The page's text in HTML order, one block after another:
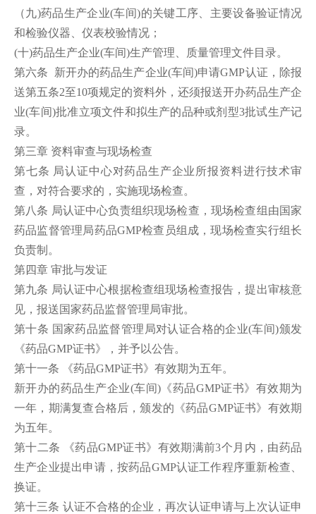
（九)药品生产企业(车间)的关键工序、主要设备验证情况
和检验仪器、仪表校验情况；
(十)药品生产企业(车间)生产管理、质量管理文件目录。
第六条 新开办的药品生产企业(车间)申请GMP认证，除报
送第五条2至10项规定的资料外，还须报送开办药品生产企
业(车间)批准立项文件和拟生产的品种或剂型3批试生产记
录。
第三章 资料审查与现场检查
第七条 局认证中心对药品生产企业所报资料进行技术审
查，对符合要求的，实施现场检查。
第八条 局认证中心负责组织现场检查，现场检查组由国家
药品监督管理局药品GMP检查员组成，现场检查实行组长
负责制。
第四章 审批与发证
第九条 局认证中心根据检查组现场检查报告，提出审核意
见，报送国家药品监督管理局审批。
第十条 国家药品监督管理局对认证合格的企业(车间)颁发
《药品GMP证书》，并予以公告。
第十一条 《药品GMP证书》有效期为五年。
新开办的药品生产企业(车间)《药品GMP证书》有效期为
一年，期满复查合格后，颁发的《药品GMP证书》有效期
为五年。
第十二条 《药品GMP证书》有效期满前3个月内，由药品
生产企业提出申请，按药品GMP认证工作程序重新检查、
换证。
第十三条 认证不合格的企业，再次认证申请与上次认证申